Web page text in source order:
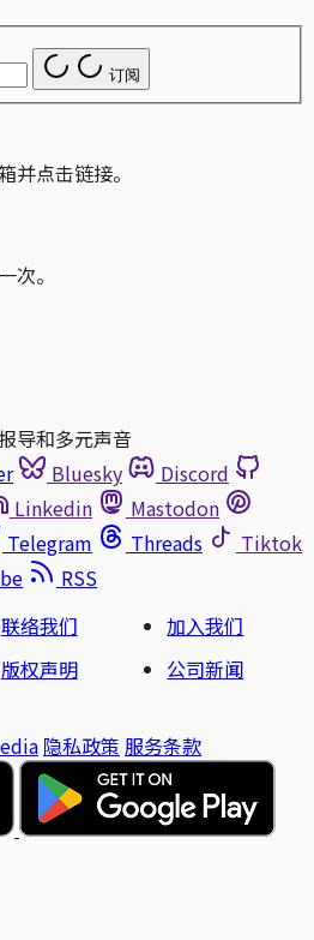
订阅
并点击链接。
次。
导和多元声音
Bluesky
Discord
Linkedin
Mastodon
Telegram Threads
Tiktok
RSS
联络我们
加入我们
版权声明
公司新闻
隐私政策 服务条款